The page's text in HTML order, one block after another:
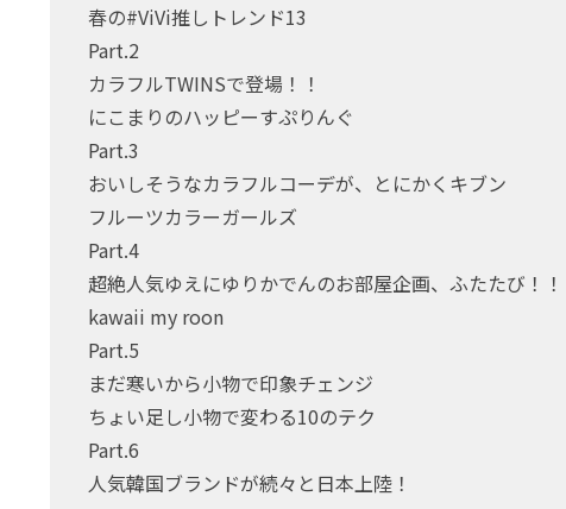
春の#ViVi推しトレンド13
Part.2
カラフルTWINSで登場！！
にこまりのハッピーすぷりんぐ
Part.3
おいしそうなカラフルコーデが、とにかくキブン
フルーツカラーガールズ
Part.4
超絶人気ゆえにゆりかでんのお部屋企画、ふたたび！！
kawaii my roon
Part.5
まだ寒いから小物で印象チェンジ
ちょい足し小物で変わる10のテク
Part.6
人気韓国ブランドが続々と日本上陸！